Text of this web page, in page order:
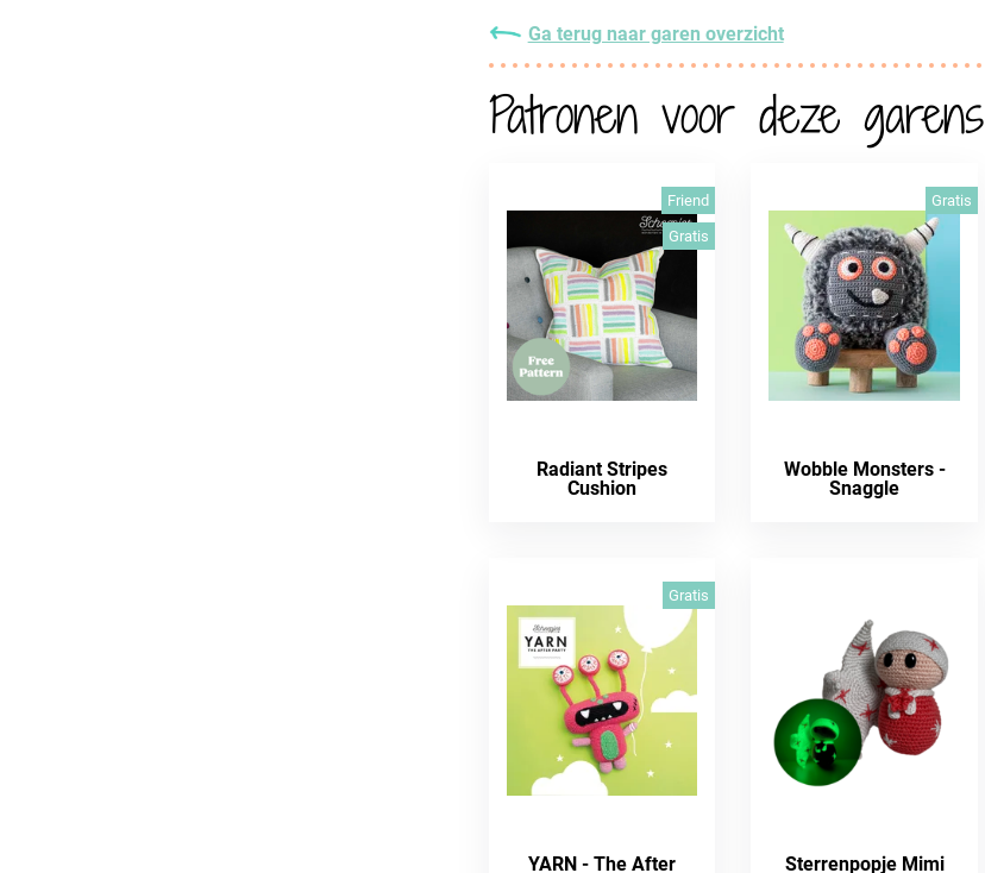
Ga terug naar garen overzicht
Patronen voor deze garens
Friend
Gratis
Radiant Stripes
Cushion
Gratis
Wobble Monsters -
Snaggle
Gratis
YARN - The After
Sterrenpopje Mimi